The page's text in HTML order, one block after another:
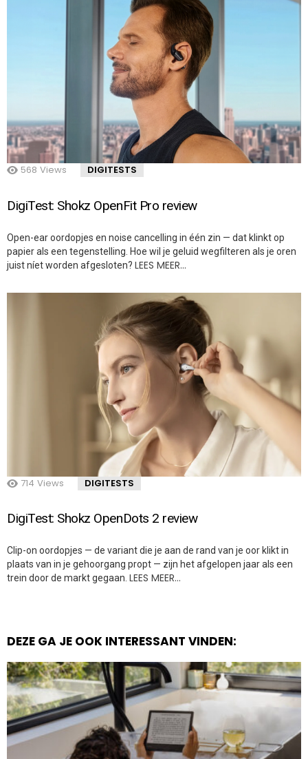
568 Views DIGITESTS
DigiTest: Shokz OpenFit Pro review
Open-ear oordopjes en noise cancelling in één zin — dat klinkt op
papier als een tegenstelling. Hoe wil je geluid wegfilteren als je oren
juist níet worden afgesloten? LEES MEER…
714 Views DIGITESTS
DigiTest: Shokz OpenDots 2 review
Clip-on oordopjes — de variant die je aan de rand van je oor klikt in
plaats van in je gehoorgang propt — zijn het afgelopen jaar als een
trein door de markt gegaan. LEES MEER…
DEZE GA JE OOK INTERESSANT VINDEN: